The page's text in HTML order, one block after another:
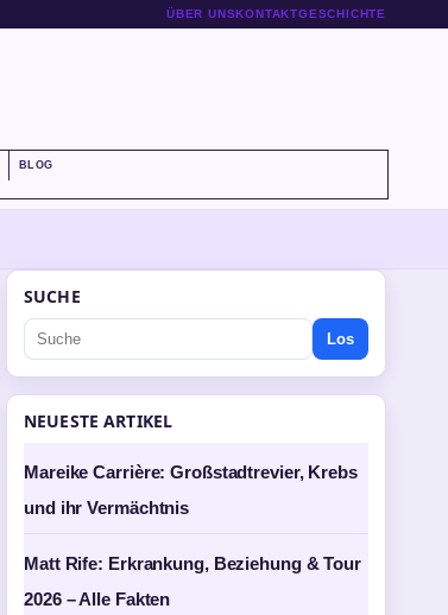
ÜBER UNSKONTAKTGESCHICHTE
BLOG
SUCHE
Los
NEUESTE ARTIKEL
Mareike Carrière: Großstadtrevier, Krebs
und ihr Vermächtnis
Matt Rife: Erkrankung, Beziehung & Tour
2026 – Alle Fakten